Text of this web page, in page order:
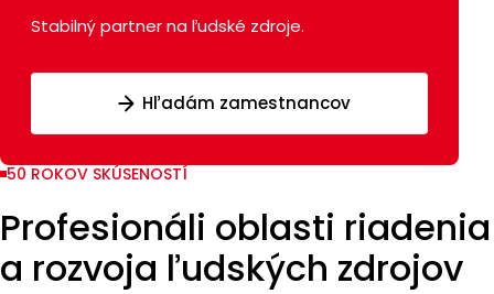
Stabilný partner na ľudské zdroje.
Hľadám zamestnancov
50 ROKOV SKÚSENOSTÍ
Profesionáli oblasti riadenia
a rozvoja ľudských zdrojov